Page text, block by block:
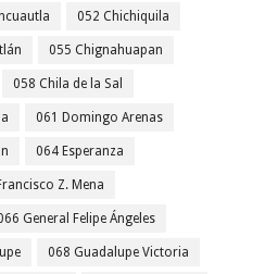
052 Chichiquila
055 Chignahuapan
058 Chila de la Sal
061 Domingo Arenas
064 Esperanza
Z. Mena
General Felipe Ángeles
068 Guadalupe Victoria